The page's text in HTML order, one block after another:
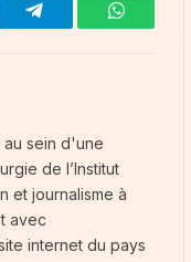
Telegram WhatsApp
sein d'une
de l’Institut
et journalisme à
avec
internet du pays